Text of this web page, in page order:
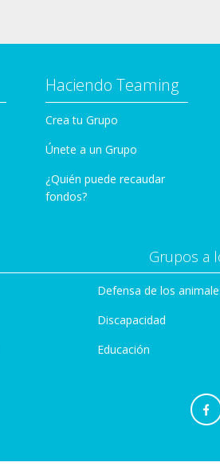
Haciendo Teaming
Crea tu Grupo
Únete a un Grupo
¿Quién puede recaudar
fondos?
Grupos a
Defensa de los
Discapacidad
Educación